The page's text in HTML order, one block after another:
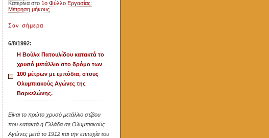
Κατερίνα στο 1ο Φύλλο Εργασίας:
Μέτρηση μήκους
Σαν σήμερα
6/8/1992:
Η Βούλα Πατουλίδου κατακτά το
χρυσό μετάλλιο στο δρόμο των
100 μέτρων με εμπόδια, στους
Ολυμπιακούς Αγώνες της
Βαρκελώνης.
Είναι το πρώτο χρυσό μετάλλιο στίβου
που κατακτά η Ελλάδα σε Ολυμπιακούς
Αγώνες μετά το 1912 και την επιτυχία του